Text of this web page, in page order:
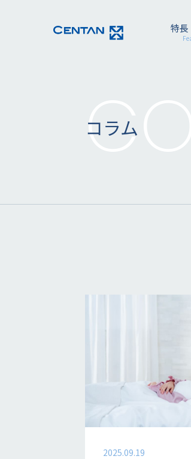
特長
コラム
2025.09.19